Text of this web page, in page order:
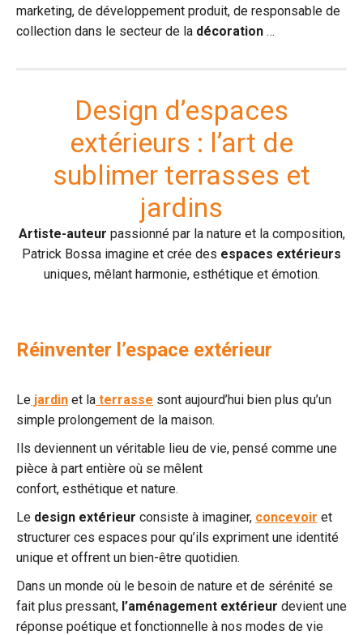
marketing, de développement produit, de responsable de
collection dans le secteur de la décoration …
Design d’espaces
extérieurs : l’art de
sublimer terrasses et
jardins
Artiste-auteur passionné par la nature et la composition,
Patrick Bossa imagine et crée des espaces extérieurs
uniques, mêlant harmonie, esthétique et émotion.
Réinventer l’espace extérieur
Le jardin et la terrasse sont aujourd’hui bien plus qu’un
simple prolongement de la maison.
Ils deviennent un véritable lieu de vie, pensé comme une
pièce à part entière où se mêlent
confort, esthétique et nature.
Le design extérieur consiste à imaginer, concevoir et
structurer ces espaces pour qu’ils expriment une identité
unique et offrent un bien-être quotidien.
Dans un monde où le besoin de nature et de sérénité se
fait plus pressant, l’aménagement extérieur devient une
réponse poétique et fonctionnelle à nos modes de vie